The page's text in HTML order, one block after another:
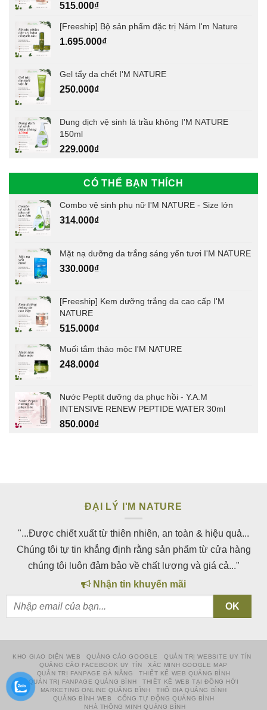
515.000₫
[Freeship] Bộ sản phẩm đặc trị Nám I'm Nature
1.695.000₫
Gel tẩy da chết I'M NATURE
250.000₫
Dung dịch vệ sinh lá trầu không I'M NATURE
150ml
229.000₫
CÓ THỂ BẠN THÍCH
Combo vệ sinh phụ nữ I'M NATURE - Size lớn
314.000₫
Mặt nạ dưỡng da trắng sáng yến tươi I'M NATURE
330.000₫
[Freeship] Kem dưỡng trắng da cao cấp I'M
NATURE
515.000₫
Muối tắm thảo mộc I'M NATURE
248.000₫
Nước Peptit dưỡng da phục hồi - Y.A.M
INTENSIVE RENEW PEPTIDE WATER 30ml
850.000₫
ĐẠI LÝ I'M NATURE
"...Được chiết xuất từ thiên nhiên, an toàn & hiệu quả...
Chúng tôi tự tin khẳng định rằng sản phẩm từ cửa hàng
chúng tôi luôn đảm bảo về chất lượng và giá cả..."
Nhận tin khuyến mãi
KHO GIAO DIỆN WEB QUẢNG CÁO GOOGLE
QUẢN TRỊ WEBSITE UY TÍN
QUẢNG CÁO FACEBOOK UY TÍN
XÁC MINH GOOGLE MAP
QUẢN TRỊ FANPAGE ĐÀ NẴNG
THIẾT KẾ WEB QUẢNG BÌNH
QUẢN TRỊ FANPAGE QUẢNG BÌNH
THIẾT KẾ WEB TẠI ĐỒNG HỚI
MARKETING ONLINE QUẢNG BÌNH
THỔ ĐỊA QUẢNG BÌNH
QUẢNG BÌNH WEB
CỔNG TỰ ĐỘNG QUẢNG BÌNH
NHÀ THÔNG MINH QUẢNG BÌNH